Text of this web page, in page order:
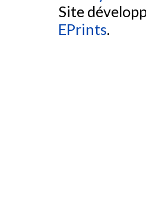
Site
EPrints.